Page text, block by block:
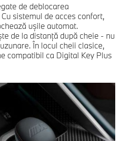
de deblocarea
sistemul de acces confort,
uşile automat.
de la distanţă după cheie - nu
În locul cheii clasice,
compatibil ca Digital Key Plus